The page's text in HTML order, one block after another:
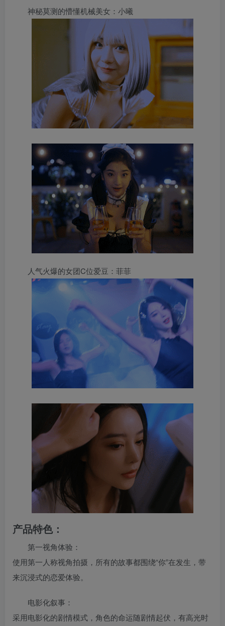
神秘莫测的懵懂机械美女：小曦
人气火爆的女团C位爱豆：菲菲
产品特色：
第一视角体验：
使用第一人称视角拍摄，所有的故事都围绕“你”在发生，带
来沉浸式的恋爱体验。
电影化叙事：
采用电影化的剧情模式，角色的命运随剧情起伏，有高光时